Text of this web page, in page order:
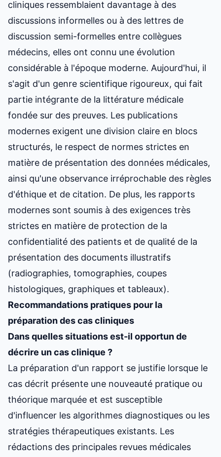
cliniques ressemblaient davantage à des
discussions informelles ou à des lettres de
discussion semi-formelles entre collègues
médecins, elles ont connu une évolution
considérable à l'époque moderne. Aujourd'hui, il
s'agit d'un genre scientifique rigoureux, qui fait
partie intégrante de la littérature médicale
fondée sur des preuves. Les publications
modernes exigent une division claire en blocs
structurés, le respect de normes strictes en
matière de présentation des données médicales,
ainsi qu'une observance irréprochable des règles
d'éthique et de citation. De plus, les rapports
modernes sont soumis à des exigences très
strictes en matière de protection de la
confidentialité des patients et de qualité de la
présentation des documents illustratifs
(radiographies, tomographies, coupes
histologiques, graphiques et tableaux).
Recommandations pratiques pour la
préparation des cas cliniques
Dans quelles situations est-il opportun de
décrire un cas clinique ?
La préparation d'un rapport se justifie lorsque le
cas décrit présente une nouveauté pratique ou
théorique marquée et est susceptible
d'influencer les algorithmes diagnostiques ou les
stratégies thérapeutiques existants. Les
rédactions des principales revues médicales